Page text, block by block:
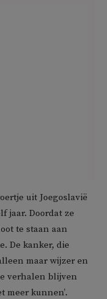
uit Joegoslavië
jaar. Doordat ze
te staan aan
De kanker, die
maar wijzer en
verhalen blijven
meer kunnen’.